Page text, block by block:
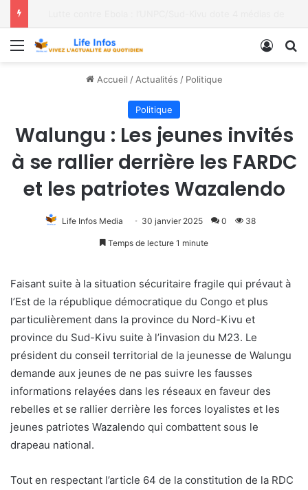
Menu
Accueil / Actualités / Politique
Politique
Walungu : Les jeunes invités
à se rallier derrière les FARDC
et les patriotes Wazalendo
Life Infos Media 30 janvier 2025 0 38
Temps de lecture 1 minute
Faisant suite à la situation sécuritaire fragile qui prévaut à
l’Est de la république démocratique du Congo et plus
particulièrement dans la province du Nord-Kivu et
province du Sud-Kivu suite à l’invasion du M23. Le
président du conseil territorial de la jeunesse de Walungu
demande aux jeunes de ne pas suivre les fausses
informations relayées dans les réseaux en faveur des
rebelles et se rallier derrière les forces loyalistes et les
jeunes patriotes Wazalendo qui combattent sous le
drapeau national.
Tout en respectant l’article 64 de la constitution de la RDC